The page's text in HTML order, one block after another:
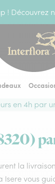
!
en 4h par
la
Isere vous